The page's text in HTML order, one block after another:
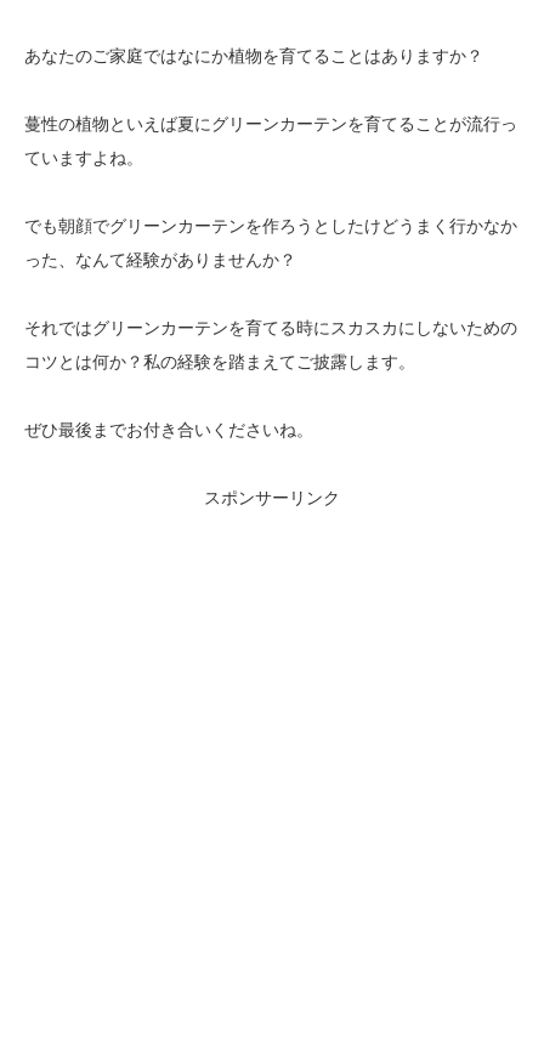
あなたのご家庭ではなにか植物を育てることはありますか？
蔓性の植物といえば夏にグリーンカーテンを育てることが流行っ
ていますよね。
でも朝顔でグリーンカーテンを作ろうとしたけどうまく行かなか
った、なんて経験がありませんか？
それではグリーンカーテンを育てる時にスカスカにしないための
コツとは何か？私の経験を踏まえてご披露します。
ぜひ最後までお付き合いくださいね。
スポンサーリンク